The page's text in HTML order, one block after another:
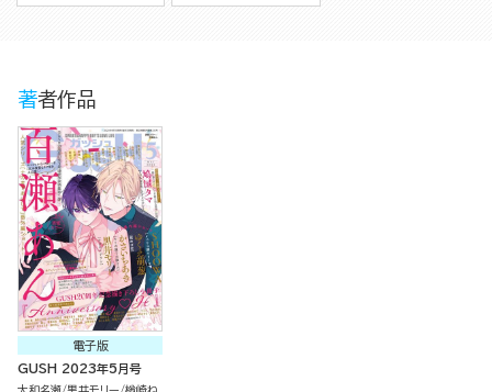
著者作品
電子版
GUSH 2023年5月号